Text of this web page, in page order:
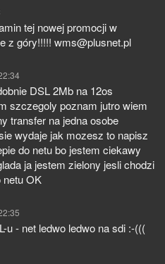
tej nowej promocji w
z góry!!!!! wms@plusnet.pl
DSL 2Mb na 12os
szczegoly poznam jutro wiem
transfer na jedna osobe
wydaje jak mozesz to napisz
do netu bo jestem ciekawy
ja jestem zielony jesli chodzi
netu OK
u - net ledwo ledwo na sdi :-(((